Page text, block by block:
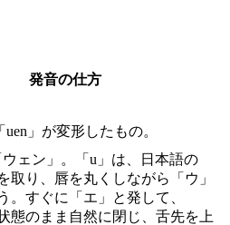
発音の仕方
uen」が変形したもの。
ウェン」。「u」は、日本語の
取り、唇を丸くしながら「ウ」
。すぐに「エ」と発して、
態のまま自然に閉じ、舌先を上